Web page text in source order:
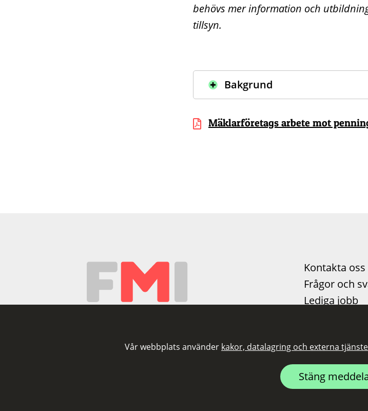
Vår webbplats använder kakor, datalagring och externa
Stäng
behövs mer information och
tillsyn.
Bakgrund
Mäklarföretags arbete mot
Kontakta oss
Frågor och
Lediga jobb
Statistik